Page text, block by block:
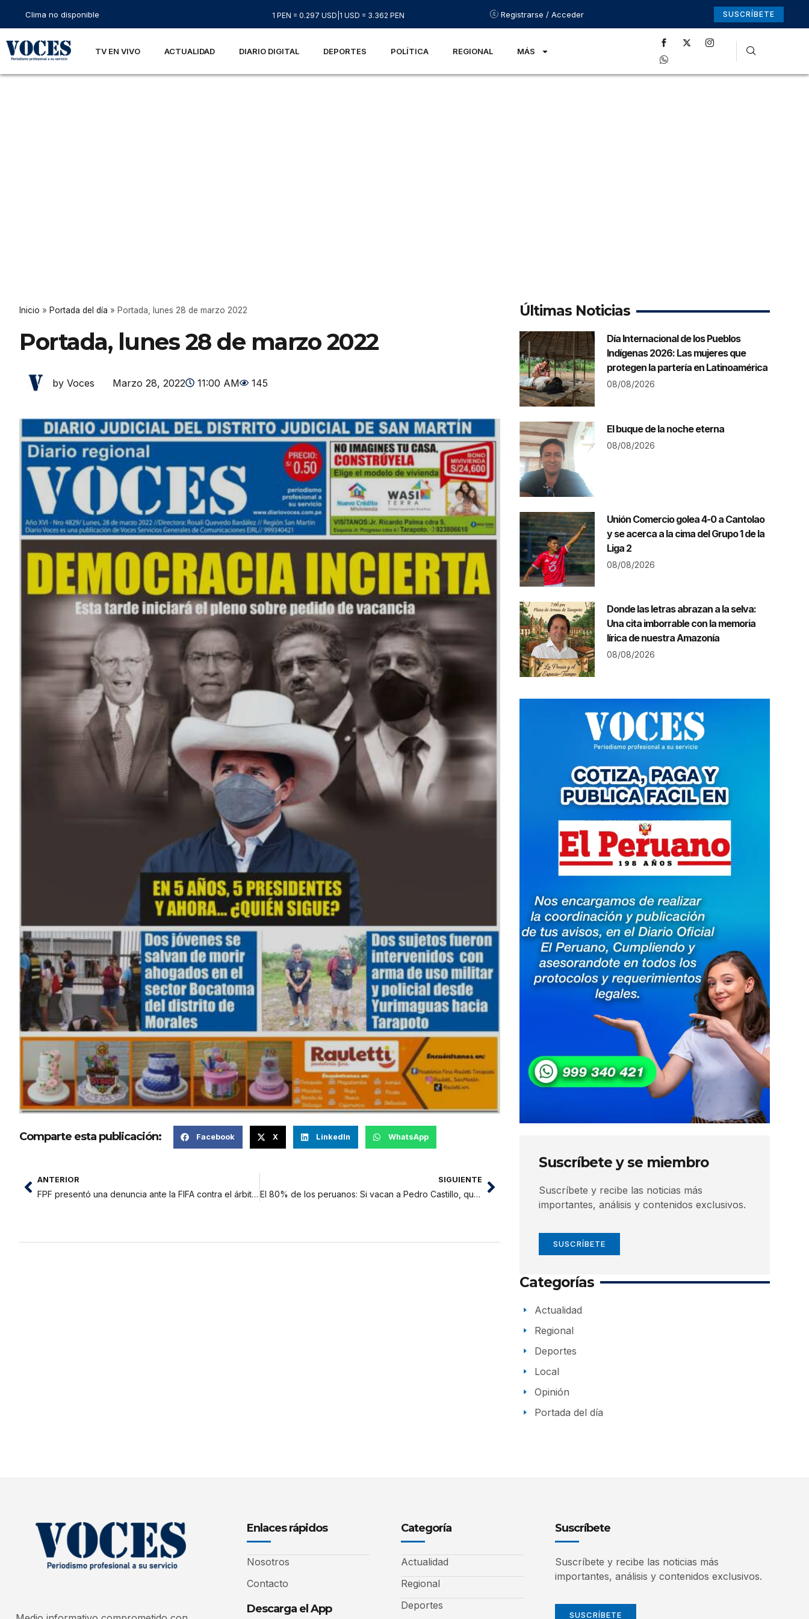
Clima no disponible 1 PEN = 0.297 USD 1 USD = 3.362 PEN Registrarse / Acceder SUSCRÍBETE
TV EN VIVO ACTUALIDAD DIARIO DIGITAL DEPORTES POLÍTICA REGIONAL MÁS
Inicio » Portada del día » Portada, lunes 28 de marzo 2022
Portada, lunes 28 de marzo 2022
by Voces Marzo 28, 2022 11:00 AM 145
Comparte esta publicación: Facebook X LinkedIn WhatsApp
ANTERIOR
FPF presentó una denuncia ante la FIFA contra el árbitro del Uruguay vs. Perú
SIGUIENTE
El 80% de los peruanos: Si vacan a Pedro Castillo, que se vayan todos.
Últimas Noticias
Día Internacional de los Pueblos
Indígenas 2026: Las mujeres que
protegen la partería en Latinoamérica
08/08/2026
El buque de la noche eterna
08/08/2026
Unión Comercio golea 4-0 a Cantolao
y se acerca a la cima del Grupo 1 de la
Liga 2
08/08/2026
Donde las letras abrazan a la selva:
Una cita imborrable con la memoria
lírica de nuestra Amazonía
08/08/2026
Suscríbete y se miembro
Suscríbete y recibe las noticias más
importantes, análisis y contenidos exclusivos.
SUSCRÍBETE
Categorías
Actualidad
Regional
Deportes
Local
Opinión
Portada del día
Enlaces rápidos
Nosotros
Contacto
Descarga el App
Categoría
Actualidad
Regional
Deportes
Suscríbete
Suscríbete y recibe las noticias más
importantes, análisis y contenidos exclusivos.
SUSCRÍBETE